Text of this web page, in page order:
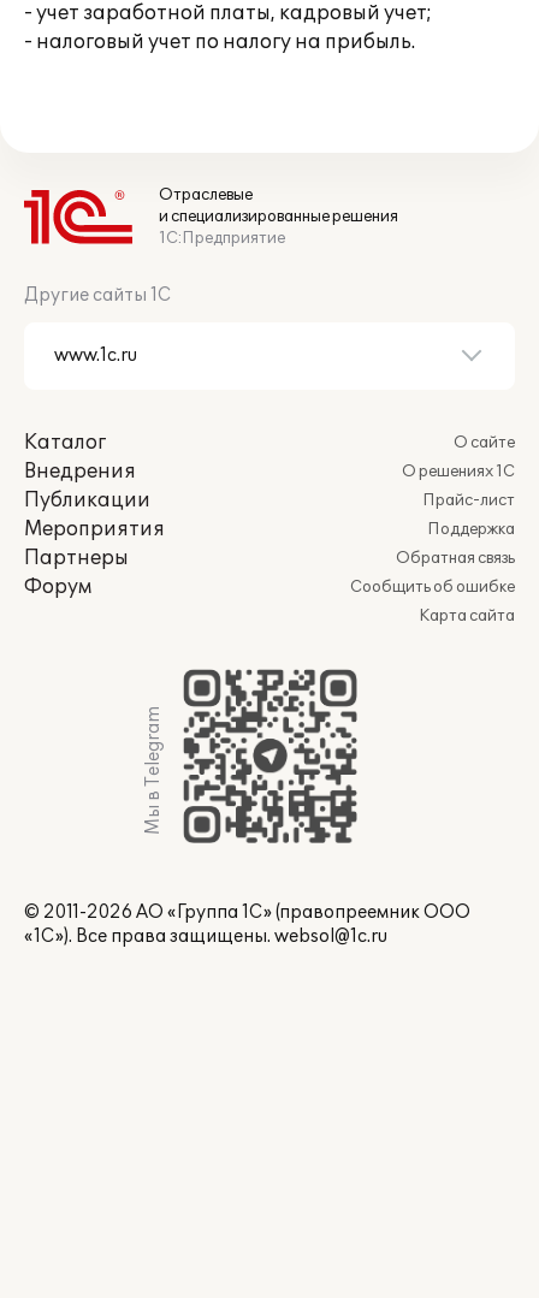
- учет заработной платы, кадровый учет;
- налоговый учет по налогу на прибыль.
Отраслевые
и специализированные решения
1С:Предприятие
Другие сайты 1С
Каталог
Внедрения
Публикации
Мероприятия
Партнеры
Форум
О сайте
О решениях 1С
Прайс-лист
Поддержка
Обратная связь
Сообщить об ошибке
Карта сайта
Мы в Telegram
© 2011-2026 АО «Группа 1С» (правопреемник ООО
«1С»). Все права защищены. websol@1c.ru